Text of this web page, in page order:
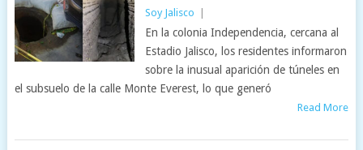
Soy Jalisco
En la colonia Independencia, cercana al
Estadio Jalisco, los residentes informaron
sobre la inusual aparición de túneles en
el subsuelo de la calle Monte Everest, lo que generó
Read More